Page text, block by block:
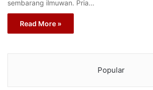
sembarang ilmuwan. Pria…
Read More »
Popular